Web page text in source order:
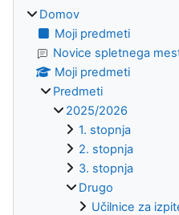
Domov
Moji predmeti
Novice spletnega
Moji predmeti
Predmeti
2025/2026
1. stopnja
2. stopnja
3. stopnja
Drugo
Učilnice za